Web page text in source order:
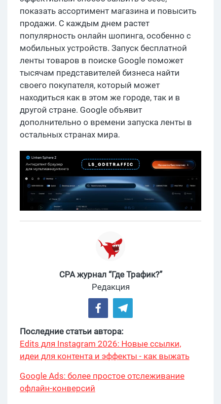
показать ассортимент магазина и повысить
продажи. С каждым днем растет
популярность онлайн шопинга, особенно с
мобильных устройств. Запуск бесплатной
ленты товаров в поиске Google поможет
тысячам представителей бизнеса найти
своего покупателя, который может
находиться как в этом же городе, так и в
другой стране. Google объявит
дополнительно о времени запуска ленты в
остальных странах мира.
CPA журнал “Где Трафик?”
Редакция
Последние статьи автора:
Edits для Instagram 2026: Новые ссылки,
идеи для контента и эффекты - как выжать
Google Ads: более простое отслеживание
офлайн-конверсий